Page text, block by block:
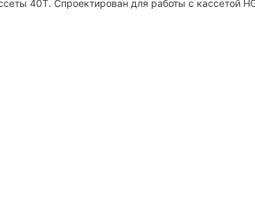
40T. Спроектирован для работы с кассетой